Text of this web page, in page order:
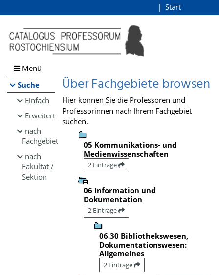
Browsen
direkt zum Inhalt
Start
Menü
Suche
Einfach
Erweitert
nach
Fachgebiet
nach
Fakultät /
Sektion
Über Fachgebiete browsen
Hier können Sie die Professoren und
Professorinnen nach Ihrem Fachgebiet
suchen.
05 Kommunikations- und
Medienwissenschaften
2 Einträge
06 Information und
Dokumentation
2 Einträge
06.30 Bibliothekswesen,
Dokumentationswesen:
Allgemeines
2 Einträge